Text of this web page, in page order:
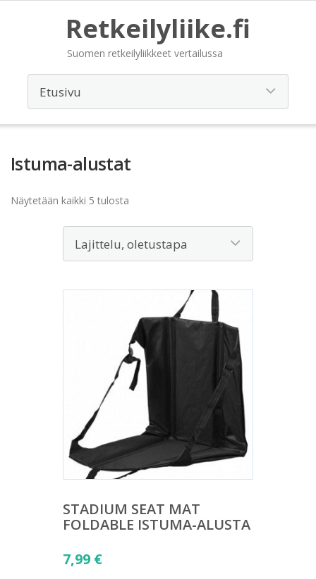
Retkeilyliike.fi
Suomen retkeilyliikkeet vertailussa
Istuma-alustat
Näytetään kaikki 5 tulosta
STADIUM SEAT MAT
FOLDABLE ISTUMA-ALUSTA
7,99 €